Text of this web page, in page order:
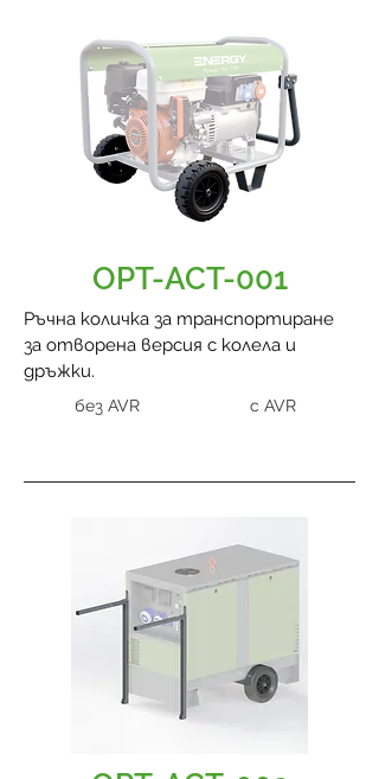
OPT-ACT-001
Ръчна количка за транспортиране
за отворена версия с колела и
дръжки.
без AVR с AVR